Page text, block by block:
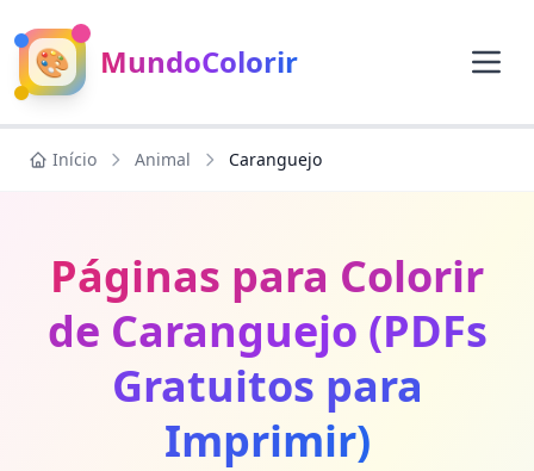
🎨 MundoColorir
Início Animal Caranguejo
Páginas para Colorir
de Caranguejo (PDFs
Gratuitos para
Imprimir)